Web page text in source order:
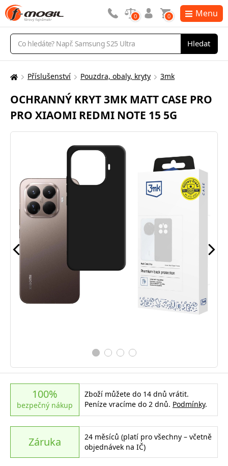
Vyhledávání
Hledat
0 0 Menu
Zde
nacházíte:
Příslušenství Pouzdra, obaly, kryty 3mk
OCHRANNÝ KRYT 3MK MATT CASE PRO
PRO XIAOMI REDMI NOTE 15 5G
100%
bezpečný nákup
Zboží můžete do 14 dnů vrátit.
Peníze vracíme do 2 dnů. Podmínky.
Záruka
24 měsíců (platí pro všechny – včetně
objednávek na IČ)